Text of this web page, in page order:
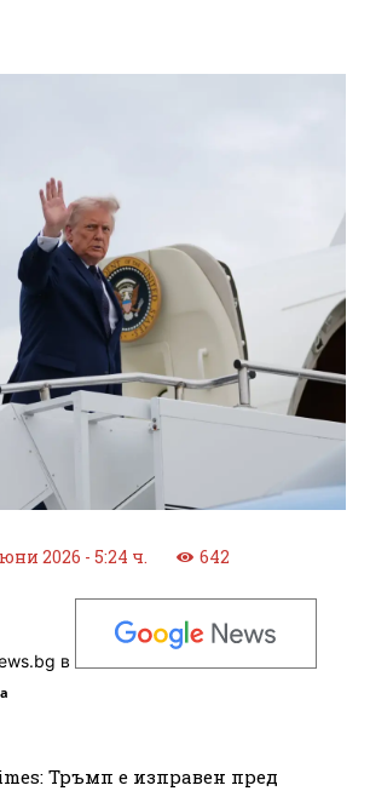
2026 - 5:24 ч. 642
в
Тръмп е изправен пред